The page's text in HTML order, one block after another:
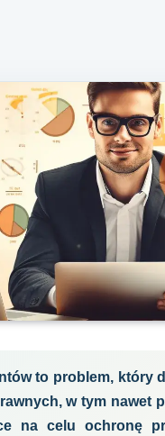
to problem,
w tym nawet
na celu ochronę